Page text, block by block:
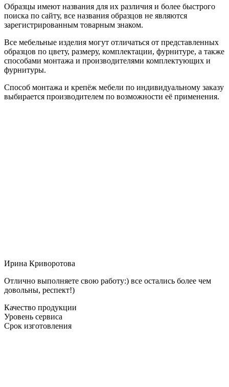
Образцы имеют названия для их различия и более быстрого
поиска по сайту, все названия образцов не являются
зарегистрированным товарным знаком.
Все мебельные изделия могут отличаться от представленных
образцов по цвету, размеру, комплектации, фурнитуре, а также
способами монтажа и производителями комплектующих и
фурнитуры.
Способ монтажа и крепёж мебели по индивидуальному заказу
выбирается производителем по возможности её применения.
Ирина Криворотова
Отлично выполняете свою работу:) все остались более чем
довольны, респект!)
Качество продукции
Уровень сервиса
Срок изготовления